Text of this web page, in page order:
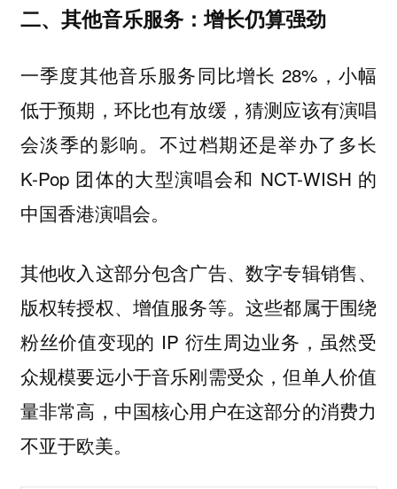
二、其他音乐服务：增长仍算强劲
一季度其他音乐服务同比增长 28%，小幅
低于预期，环比也有放缓，猜测应该有演唱
会淡季的影响。不过档期还是举办了多长
K-Pop 团体的大型演唱会和 NCT-WISH 的
中国香港演唱会。
其他收入这部分包含广告、数字专辑销售、
版权转授权、增值服务等。这些都属于围绕
粉丝价值变现的 IP 衍生周边业务，虽然受
众规模要远小于音乐刚需受众，但单人价值
量非常高，中国核心用户在这部分的消费力
不亚于欧美。